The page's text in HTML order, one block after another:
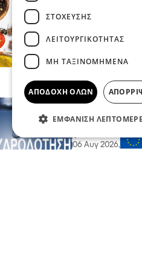
Σερραικά Νέα
Έκτακτη
06 Αυγ 2026, 22:06
ΣΤΌΧΕΥΣΗΣ
ΛΕΙΤΟΥΡΓΙΚΌΤΗΤΑΣ
ΜΗ ΤΑΞΙΝΟΜΗΜΈΝΑ
ΑΠΟΔΟΧΉ ΌΛΩΝ
ΕΜΦΆΝΙΣΗ